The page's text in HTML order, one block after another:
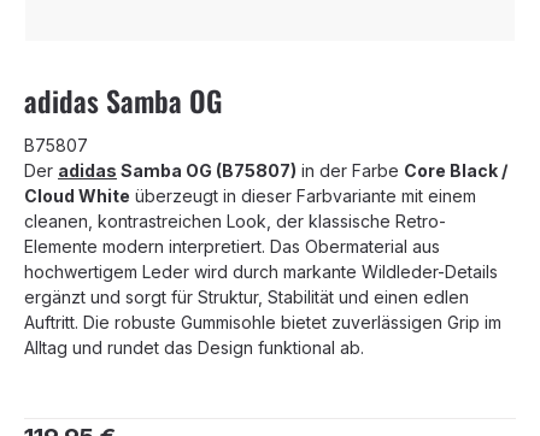
adidas Samba OG
B75807
Der adidas Samba OG (B75807) in der Farbe Core Black /
Cloud White überzeugt in dieser Farbvariante mit einem
cleanen, kontrastreichen Look, der klassische Retro-
Elemente modern interpretiert. Das Obermaterial aus
hochwertigem Leder wird durch markante Wildleder-Details
ergänzt und sorgt für Struktur, Stabilität und einen edlen
Auftritt. Die robuste Gummisohle bietet zuverlässigen Grip im
Alltag und rundet das Design funktional ab.
Regulärer Preis: